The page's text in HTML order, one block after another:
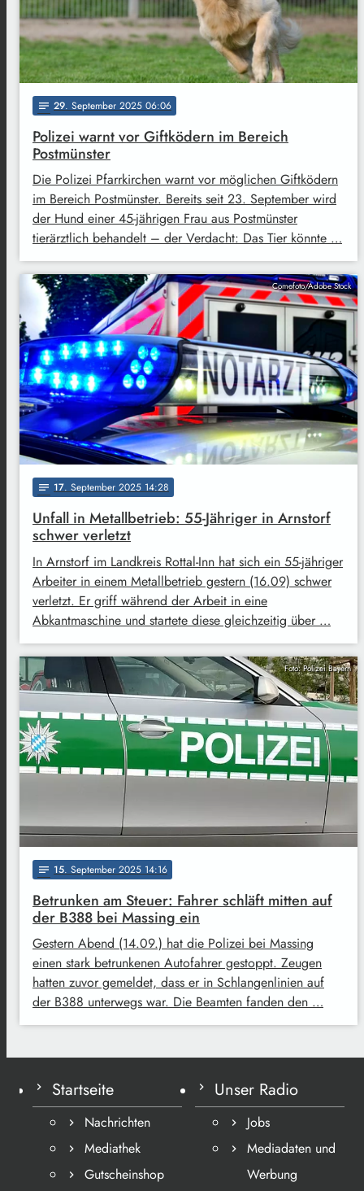
notes 29. September 2025 06:06
Polizei warnt vor Giftködern im Bereich
Postmünster
Die Polizei Pfarrkirchen warnt vor möglichen Giftködern
im Bereich Postmünster. Bereits seit 23. September wird
der Hund einer 45-jährigen Frau aus Postmünster
tierärztlich behandelt – der Verdacht: Das Tier könnte …
Comofoto/Adobe Stock
notes 17. September 2025 14:28
Unfall in Metallbetrieb: 55-Jähriger in Arnstorf
schwer verletzt
In Arnstorf im Landkreis Rottal-Inn hat sich ein 55-jähriger
Arbeiter in einem Metallbetrieb gestern (16.09) schwer
verletzt. Er griff während der Arbeit in eine
Abkantmaschine und startete diese gleichzeitig über …
Foto: Polizei Bayern
notes 15. September 2025 14:16
Betrunken am Steuer: Fahrer schläft mitten auf
der B388 bei Massing ein
Gestern Abend (14.09.) hat die Polizei bei Massing
einen stark betrunkenen Autofahrer gestoppt. Zeugen
hatten zuvor gemeldet, dass er in Schlangenlinien auf
der B388 unterwegs war. Die Beamten fanden den …
Startseite
Nachrichten
Mediathek
Gutscheinshop
Unser Radio
Jobs
Mediadaten und
Werbung